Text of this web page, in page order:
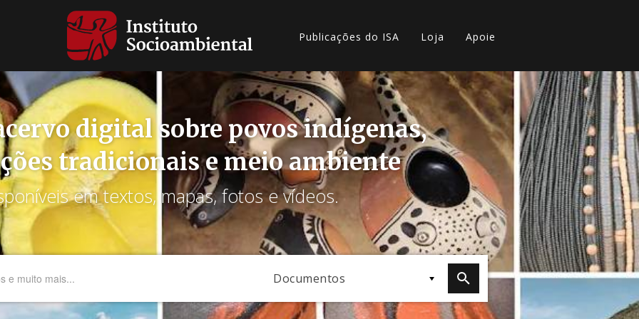
Publicações do ISA Loja Apoie
digital sobre povos indígenas,
tradicionais e meio ambiente
em textos, mapas, fotos e vídeos.
Documentos